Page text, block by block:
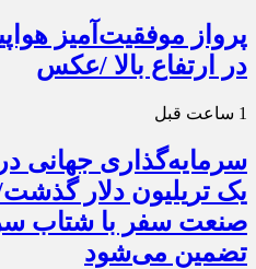
پرواز موفقیت‌آمیز
در ارتفاع بالا /عکس
1 ساعت قبل
سرمایه‌گذاری جهانی
صنعت سفر با شتاب
تضمین می‌شود